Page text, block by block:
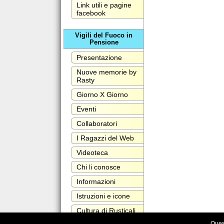
Link utili e pagine
facebook
Vigili del Fuoco in
Pensione
Presentazione
Nuove memorie by
Rasty
Giorno X Giorno
Eventi
Collaboratori
I Ragazzi del Web
Videoteca
Chi li conosce
Informazioni
Istruzioni e icone
Cultura di Rusticali